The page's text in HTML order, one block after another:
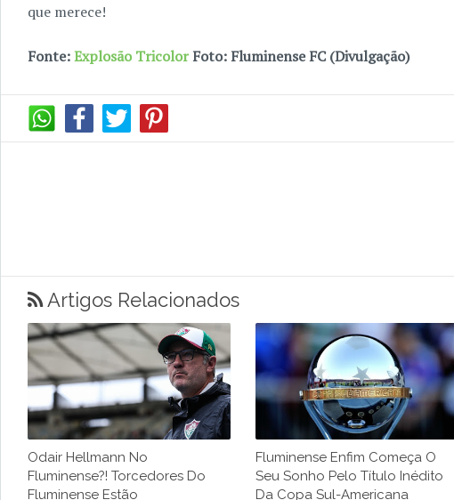
que merece!
Fonte:Explosão TricolorFoto: Fluminense FC (Divulgação)
Artigos Relacionados
Odair Hellmann No
Fluminense?! Torcedores Do
Fluminense Estão
Fluminense Enfim Começa O
Seu Sonho Pelo Título Inédito
Da Copa Sul-Americana